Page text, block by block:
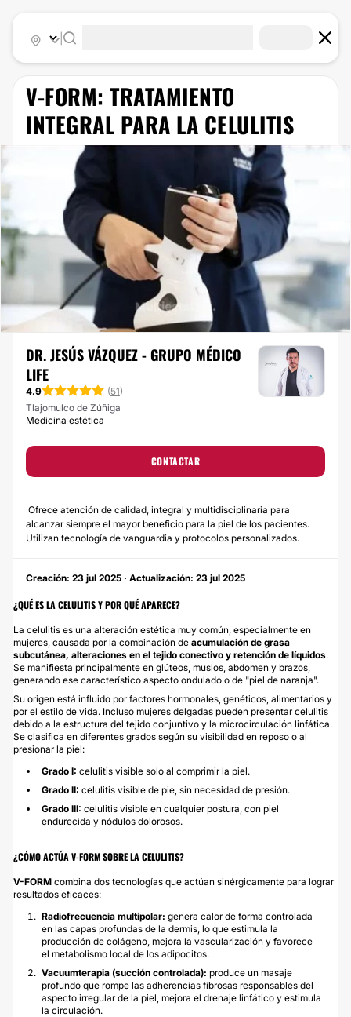
V-FORM: TRATAMIENTO
INTEGRAL PARA LA CELULITIS
DR. JESÚS VÁZQUEZ - GRUPO MÉDICO
LIFE
4.9 (51)
Tlajomulco de Zúñiga
Medicina estética
CONTACTAR
Ofrece atención de calidad, integral y multidisciplinaria para
alcanzar siempre el mayor beneficio para la piel de los pacientes.
Utilizan tecnología de vanguardia y protocolos personalizados.
Creación: 23 jul 2025 · Actualización: 23 jul 2025
¿QUÉ ES LA CELULITIS Y POR QUÉ APARECE?
La celulitis es una alteración estética muy común, especialmente en
mujeres, causada por la combinación de acumulación de grasa
subcutánea, alteraciones en el tejido conectivo y retención de líquidos.
Se manifiesta principalmente en glúteos, muslos, abdomen y brazos,
generando ese característico aspecto ondulado o de "piel de naranja".
Su origen está influido por factores hormonales, genéticos, alimentarios y
por el estilo de vida. Incluso mujeres delgadas pueden presentar celulitis
debido a la estructura del tejido conjuntivo y la microcirculación linfática.
Se clasifica en diferentes grados según su visibilidad en reposo o al
presionar la piel:
Grado I: celulitis visible solo al comprimir la piel.
Grado II: celulitis visible de pie, sin necesidad de presión.
Grado III: celulitis visible en cualquier postura, con piel
endurecida y nódulos dolorosos.
¿CÓMO ACTÚA V-FORM SOBRE LA CELULITIS?
V-FORM combina dos tecnologías que actúan sinérgicamente para lograr
resultados eficaces:
Radiofrecuencia multipolar: genera calor de forma controlada
en las capas profundas de la dermis, lo que estimula la
producción de colágeno, mejora la vascularización y favorece
el metabolismo local de los adipocitos.
Vacuumterapia (succión controlada): produce un masaje
profundo que rompe las adherencias fibrosas responsables del
aspecto irregular de la piel, mejora el drenaje linfático y estimula
la circulación.